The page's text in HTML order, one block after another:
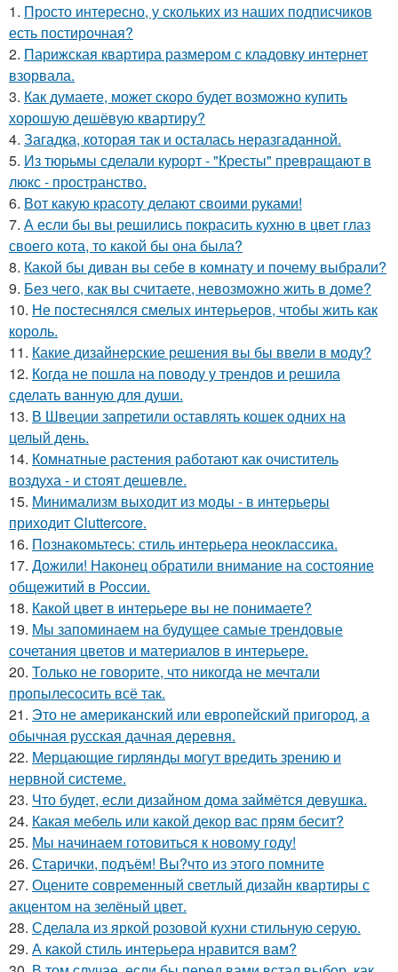
1. Просто интересно, у скольких из наших подписчиков
есть постирочная?
2. Парижская квартира размером с кладовку интернет
взорвала.
3. Как думаете, может скоро будет возможно купить
хорошую дешёвую квартиру?
4. Загадка, которая так и осталась неразгаданной.
5. Из тюрьмы сделали курорт - "Кресты" превращают в
люкс - пространство.
6. Вот какую красоту делают своими руками!
7. А если бы вы решились покрасить кухню в цвет глаз
своего кота, то какой бы она была?
8. Какой бы диван вы себе в комнату и почему выбрали?
9. Без чего, как вы считаете, невозможно жить в доме?
10. Не постеснялся смелых интерьеров, чтобы жить как
король.
11. Какие дизайнерские решения вы бы ввели в моду?
12. Когда не пошла на поводу у трендов и решила
сделать ванную для души.
13. В Швеции запретили оставлять кошек одних на
целый день.
14. Комнатные растения работают как очиститель
воздуха - и стоят дешевле.
15. Минимализм выходит из моды - в интерьеры
приходит Cluttercore.
16. Познакомьтесь: стиль интерьера неоклассика.
17. Дожили! Наконец обратили внимание на состояние
общежитий в России.
18. Какой цвет в интерьере вы не понимаете?
19. Мы запоминаем на будущее самые трендовые
сочетания цветов и материалов в интерьере.
20. Только не говорите, что никогда не мечтали
пропылесосить всё так.
21. Это не американский или европейский пригород, а
обычная русская дачная деревня.
22. Мерцающие гирлянды могут вредить зрению и
нервной системе.
23. Что будет, если дизайном дома займётся девушка.
24. Какая мебель или какой декор вас прям бесит?
25. Мы начинаем готовиться к новому году!
26. Старички, подъём! Вы?что из этого помните
27. Оцените современный светлый дизайн квартиры с
акцентом на зелёный цвет.
28. Сделала из яркой розовой кухни стильную серую.
29. А какой стиль интерьера нравится вам?